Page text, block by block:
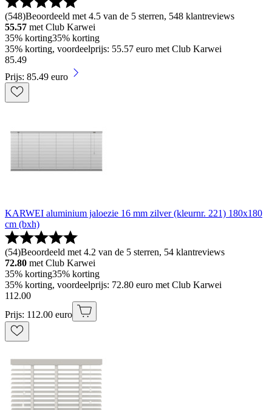
(548)Beoordeeld met 4.5 van de 5 sterren, 548 klantreviews
55.57 met Club Karwei
35% korting35% korting
35% korting, voordeelprijs: 55.57 euro met Club Karwei
85.49
Prijs: 85.49 euro
KARWEI aluminium jaloezie 16 mm zilver (kleurnr. 221) 180x180
cm (bxh)
(54)Beoordeeld met 4.2 van de 5 sterren, 54 klantreviews
72.80 met Club Karwei
35% korting35% korting
35% korting, voordeelprijs: 72.80 euro met Club Karwei
112.00
Prijs: 112.00 euro